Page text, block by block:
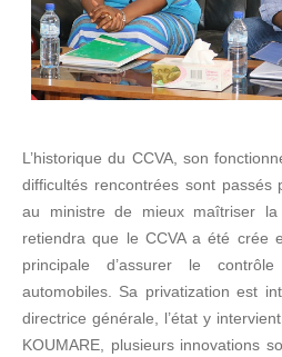
L’historique du CCVA, son
difficultés rencontrées sont passés
au ministre de mieux maîtriser
retiendra que le CCVA a été crée
principale d’assurer le
automobiles. Sa privatization est
directrice générale, l’état y
KOUMARE, plusieurs innovations